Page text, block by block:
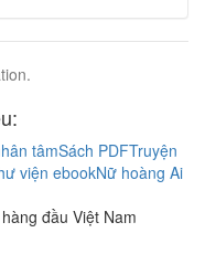
tâmSách PDFTruyện
viện ebookNữ hoàng Ai
đầu Việt Nam